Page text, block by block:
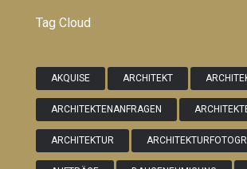
Tag Cloud
AKQUISE ARCHITEKT
ARCHITEKTENANFRAGEN
ARCHITEKTUR